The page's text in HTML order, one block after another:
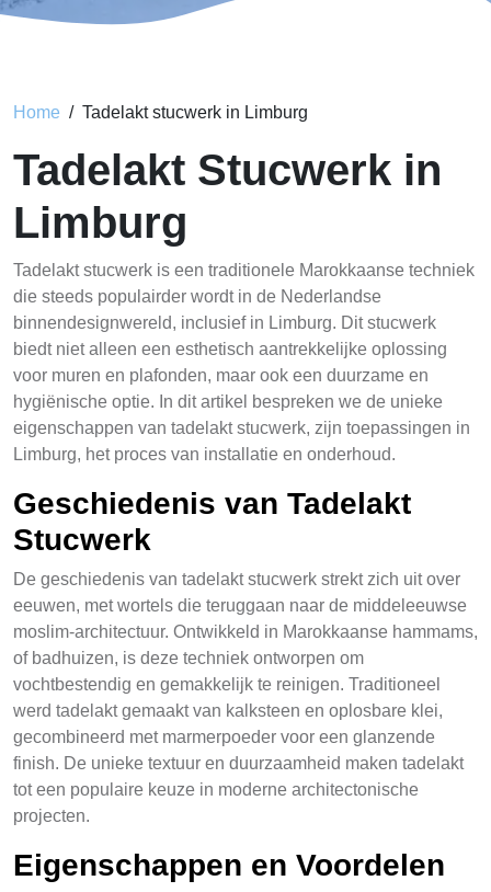
Home Tadelakt stucwerk in Limburg
Tadelakt Stucwerk in
Limburg
Tadelakt stucwerk is een traditionele Marokkaanse techniek
die steeds populairder wordt in de Nederlandse
binnendesignwereld, inclusief in Limburg. Dit stucwerk
biedt niet alleen een esthetisch aantrekkelijke oplossing
voor muren en plafonden, maar ook een duurzame en
hygiënische optie. In dit artikel bespreken we de unieke
eigenschappen van tadelakt stucwerk, zijn toepassingen in
Limburg, het proces van installatie en onderhoud.
Geschiedenis van Tadelakt
Stucwerk
De geschiedenis van tadelakt stucwerk strekt zich uit over
eeuwen, met wortels die teruggaan naar de middeleeuwse
moslim-architectuur. Ontwikkeld in Marokkaanse hammams,
of badhuizen, is deze techniek ontworpen om
vochtbestendig en gemakkelijk te reinigen. Traditioneel
werd tadelakt gemaakt van kalksteen en oplosbare klei,
gecombineerd met marmerpoeder voor een glanzende
finish. De unieke textuur en duurzaamheid maken tadelakt
tot een populaire keuze in moderne architectonische
projecten.
Eigenschappen en Voordelen